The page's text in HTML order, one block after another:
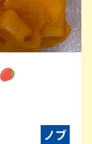
ノブ